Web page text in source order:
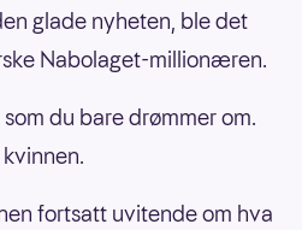
glade nyheten, ble det
Nabolaget-millionæren.
du bare drømmer om.
fortsatt uvitende om hva